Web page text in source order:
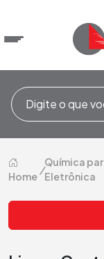
Home
/
Química
Eletrônica